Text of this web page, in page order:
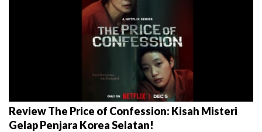
Review The Price of Confession: Kisah Misteri
Gelap Penjara Korea Selatan!